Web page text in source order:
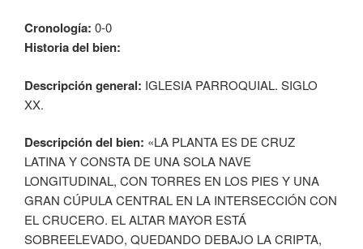
Cronología: 0-0
Historia del bien:
Descripción general: IGLESIA PARROQUIAL. SIGLO
XX.
Descripción del bien: «LA PLANTA ES DE CRUZ
LATINA Y CONSTA DE UNA SOLA NAVE
LONGITUDINAL, CON TORRES EN LOS PIES Y UNA
GRAN CÚPULA CENTRAL EN LA INTERSECCIÓN CON
EL CRUCERO. EL ALTAR MAYOR ESTÁ
SOBREELEVADO, QUEDANDO DEBAJO LA CRIPTA,